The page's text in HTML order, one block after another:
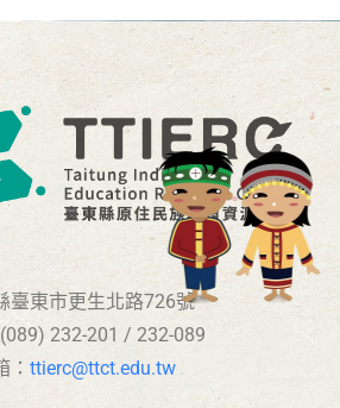
臺東市更生北路726號
232-201 / 232-089
： ttierc@ttct.edu.tw